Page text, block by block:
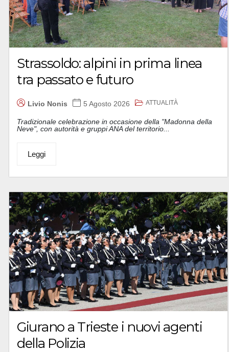
Strassoldo: alpini in prima linea
tra passato e futuro
Livio Nonis 5 Agosto 2026 ATTUALITÀ
Tradizionale celebrazione in occasione della "Madonna della
Neve", con autorità e gruppi ANA del territorio...
Leggi
Giurano a Trieste i nuovi agenti
della Polizia